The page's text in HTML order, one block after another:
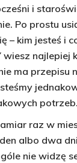
i
Po prostu
– kim jesteś i
wiesz najlepiej
ma przepisu
potrzeb.
raz w
albo dwa
nie widzę